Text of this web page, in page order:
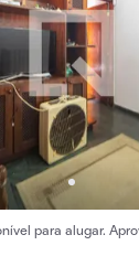
para alugar.